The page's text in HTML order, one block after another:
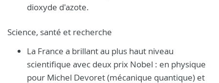
dioxyde d'azote.
Science, santé et recherche
La France a brillant au plus haut niveau
scientifique avec deux prix Nobel : en physique
pour Michel Devoret (mécanique quantique) et